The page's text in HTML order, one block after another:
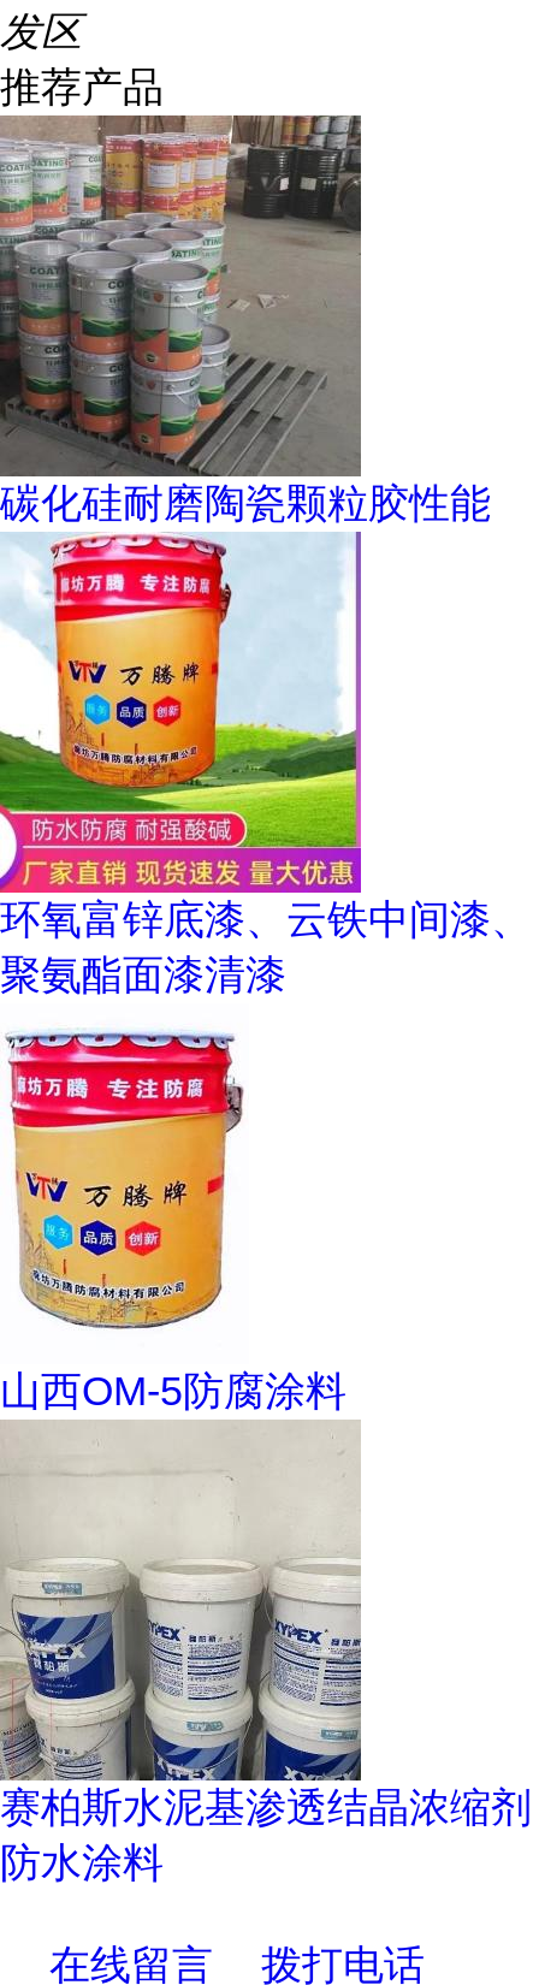
发区
推荐产品
碳化硅耐磨陶瓷颗粒胶性能
环氧富锌底漆、云铁中间漆、
聚氨酯面漆清漆
山西OM-5防腐涂料
赛柏斯水泥基渗透结晶浓缩剂
防水涂料
在线留言 拨打电话